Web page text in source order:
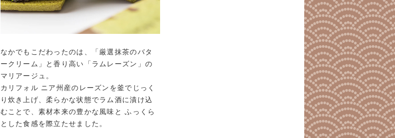
なかでもこだわったのは、「厳選抹茶のバタ
ークリーム」と香り高い「ラムレーズン」の
マリアージュ。
カリフォル ニア州産のレーズンを釜でじっく
り炊き上げ、柔らかな状態でラム酒に漬け込
むことで、素材本来の豊かな風味と ふっくら
とした食感を際立たせました。